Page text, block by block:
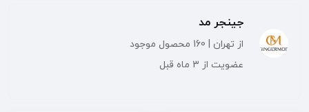
جینجر مد
از تهران | 160 محصول موجود
عضویت از 3 ماه قبل